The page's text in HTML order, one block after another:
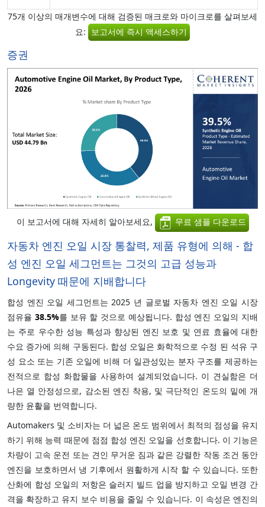
75개 이상의 매개변수에 대해 검증된 매크로와 마이크로를 살펴보세
요: 보고서에 즉시 액세스하기
증권
이 보고서에 대해 자세히 알아보세요, 무료 샘플 다운로드
자동차 엔진 오일 시장 통찰력, 제품 유형에 의해 - 합
성 엔진 오일 세그먼트는 그것의 고급 성능과
Longevity 때문에 지배합니다
합성 엔진 오일 세그먼트는 2025 년 글로벌 자동차 엔진 오일 시장
점유율 38.5%를 보유 할 것으로 예상됩니다. 합성 엔진 오일의 지배
는 주로 우수한 성능 특성과 향상된 엔진 보호 및 연료 효율에 대한
수요 증가에 의해 구동된다. 합성 오일은 화학적으로 수정 된 석유 구
성 요소 또는 기존 오일에 비해 더 일관성있는 분자 구조를 제공하는
전적으로 합성 화합물을 사용하여 설계되었습니다. 이 견실함은 더
나은 열 안정성으로, 감소된 엔진 착용, 및 극단적인 온도의 밑에 개
량한 윤활을 번역합니다.
Automakers 및 소비자는 더 넓은 온도 범위에서 최적의 점성을 유지
하기 위해 능력 때문에 점점 합성 엔진 오일을 선호합니다. 이 기능은
차량이 고속 운전 또는 견인 무거운 짐과 같은 강렬한 작동 조건 동안
엔진을 보호하면서 냉 기후에서 원활하게 시작 할 수 있습니다. 또한
산화에 합성 오일의 저항은 슬러지 빌드 업을 방지하고 오일 변경 간
격을 확장하고 유지 보수 비용을 줄일 수 있습니다. 이 속성은 엔진의